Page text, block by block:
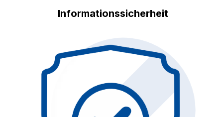
Informationssicherheit